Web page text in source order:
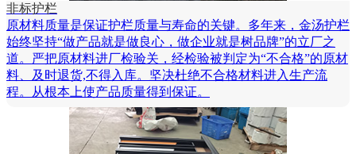
非标护栏
原材料质量是保证护栏质量与寿命的关键。多年来，金汤护栏
始终坚持“做产品就是做良心，做企业就是树品牌”的立厂之
道。严把原材料进厂检验关，经检验被判定为“不合格”的原材
料、及时退货,不得入库。坚决杜绝不合格材料进入生产流
程。从根本上使产品质量得到保证。